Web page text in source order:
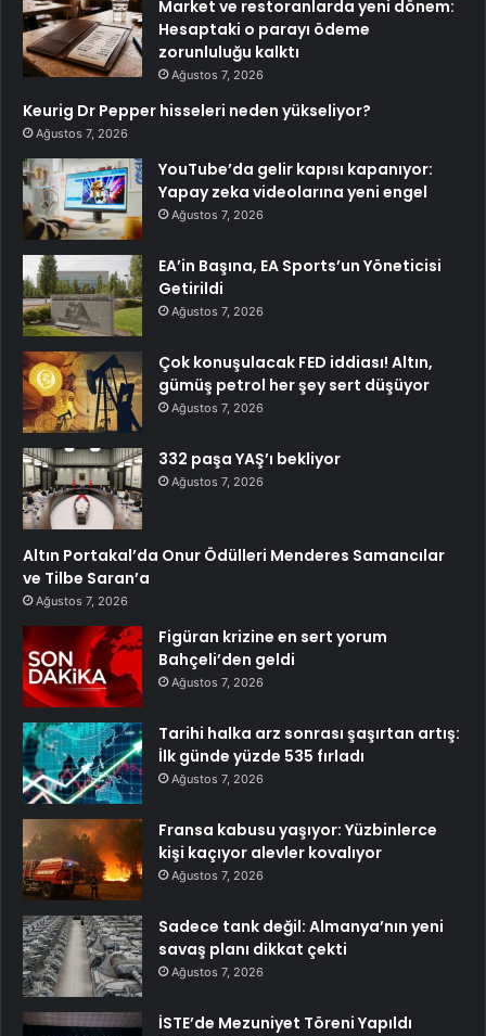
Market ve restoranlarda yeni dönem:
Hesaptaki o parayı ödeme
zorunluluğu kalktı
Ağustos 7, 2026
Keurig Dr Pepper hisseleri neden yükseliyor?
Ağustos 7, 2026
YouTube’da gelir kapısı kapanıyor:
Yapay zeka videolarına yeni engel
Ağustos 7, 2026
EA’in Başına, EA Sports’un Yöneticisi
Getirildi
Ağustos 7, 2026
Çok konuşulacak FED iddiası! Altın,
gümüş petrol her şey sert düşüyor
Ağustos 7, 2026
332 paşa YAŞ’ı bekliyor
Ağustos 7, 2026
Altın Portakal’da Onur Ödülleri Menderes Samancılar
ve Tilbe Saran’a
Ağustos 7, 2026
Figüran krizine en sert yorum
Bahçeli’den geldi
Ağustos 7, 2026
Tarihi halka arz sonrası şaşırtan artış:
İlk günde yüzde 535 fırladı
Ağustos 7, 2026
Fransa kabusu yaşıyor: Yüzbinlerce
kişi kaçıyor alevler kovalıyor
Ağustos 7, 2026
Sadece tank değil: Almanya’nın yeni
savaş planı dikkat çekti
Ağustos 7, 2026
İSTE’de Mezuniyet Töreni Yapıldı